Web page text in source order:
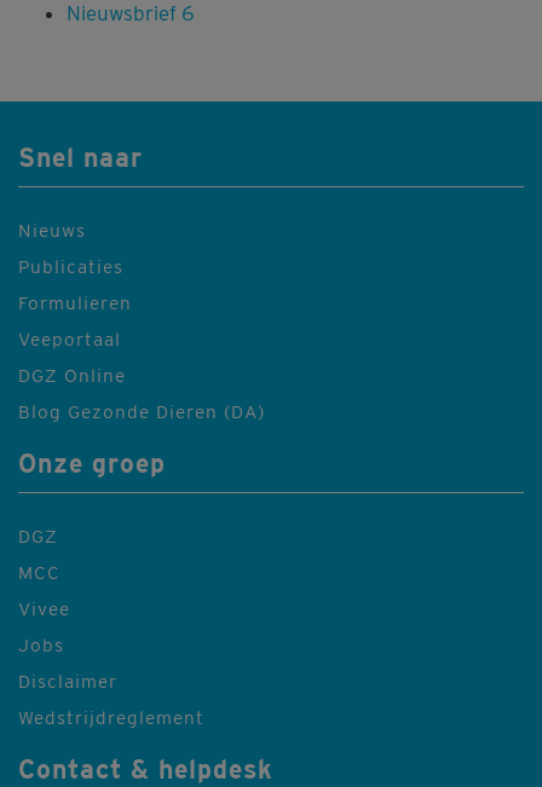
Nieuwsbrief 6
Snel naar
Nieuws
Publicaties
Formulieren
Veeportaal
DGZ Online
Blog Gezonde Dieren (DA)
Onze groep
DGZ
MCC
Vivee
Jobs
Disclaimer
Wedstrijdreglement
Contact & helpdesk